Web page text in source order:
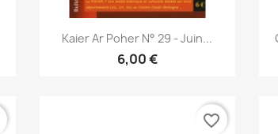
Anteprima
Kaier Ar Poher N° 29 - Juin...
6,00 €
favorite_border